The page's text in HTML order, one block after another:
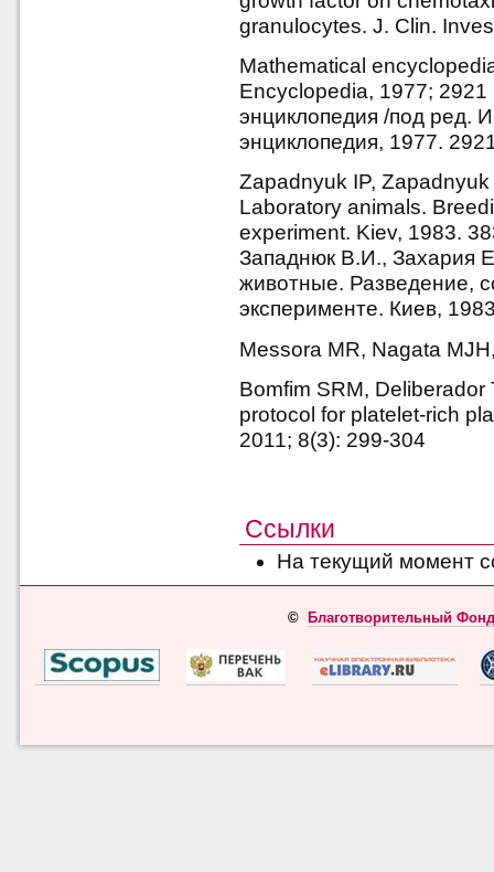
granulocytes. J. Clin.
Mathematical
Encyclopedia, 1977;
энциклопедия /под ред.
энциклопедия, 1977.
Zapadnyuk IP,
Laboratory animals.
experiment. Kiev, 1983.
Западнюк В.И., Захария
животные. Разведение,
эксперименте. Киев,
Messora MR, Nagata
Bomfim SRM,
protocol for platelet-rich
2011; 8(3): 299-304
Ссылки
На текущий момент
© Благотворительный